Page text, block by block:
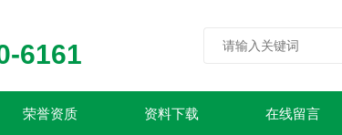
6161
荣誉资质 资料下载 在线留言